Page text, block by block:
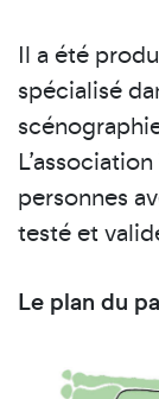
Il a été
spécialisé
personnes
testé et
Le plan du